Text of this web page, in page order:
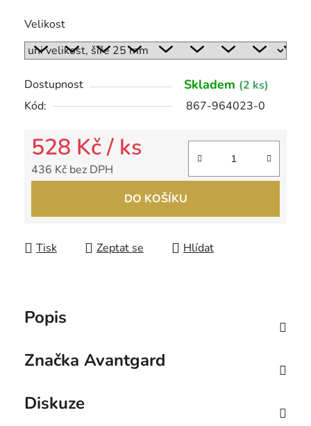
Velikost
Dostupnost Skladem (2 ks)
Kód:
867-964023-0
528 Kč/ ks
436 Kč bez DPH
DO KOŠÍKU
Tisk Zeptat se Hlídat
Popis
Značka Avantgard
Diskuze